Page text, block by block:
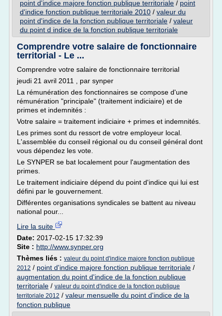
point d'indice majore fonction publique territoriale / point
d'indice fonction publique territoriale 2010 / valeur du
point d'indice de la fonction publique territoriale / valeur
du point d indice de la fonction publique territoriale
Comprendre votre salaire de fonctionnaire
territorial - Le ...
Comprendre votre salaire de fonctionnaire territorial
jeudi 21 avril 2011 , par synper
La rémunération des fonctionnaires se compose d'une
rémunération "principale" (traitement indiciaire) et de
primes et indemnités :
Votre salaire = traitement indiciaire + primes et indemnités.
Les primes sont du ressort de votre employeur local.
L'assemblée du conseil régional ou du conseil général dont
vous dépendez les vote.
Le SYNPER se bat localement pour l'augmentation des
primes.
Le traitement indiciaire dépend du point d'indice qui lui est
défini par le gouvernement.
Différentes organisations syndicales se battent au niveau
national pour...
Lire la suite
Date: 2017-02-15 17:32:39
Site : http://www.synper.org
Thèmes liés : valeur du point d'indice majore fonction publique
2012 / point d'indice majore fonction publique territoriale /
augmentation du point d'indice de la fonction publique
territoriale / valeur du point d'indice de la fonction publique
territoriale 2012 / valeur mensuelle du point d'indice de la
fonction publique